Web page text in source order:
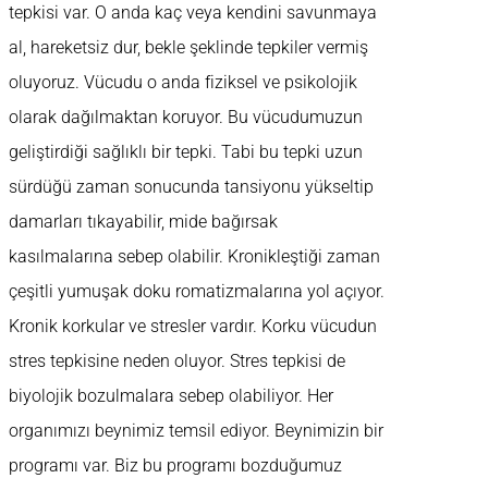
tepkisi var. O anda kaç veya kendini savunmaya
al, hareketsiz dur, bekle şeklinde tepkiler vermiş
oluyoruz. Vücudu o anda fiziksel ve psikolojik
olarak dağılmaktan koruyor. Bu vücudumuzun
geliştirdiği sağlıklı bir tepki. Tabi bu tepki uzun
sürdüğü zaman sonucunda tansiyonu yükseltip
damarları tıkayabilir, mide bağırsak
kasılmalarına sebep olabilir. Kronikleştiği zaman
çeşitli yumuşak doku romatizmalarına yol açıyor.
Kronik korkular ve stresler vardır. Korku vücudun
stres tepkisine neden oluyor. Stres tepkisi de
biyolojik bozulmalara sebep olabiliyor. Her
organımızı beynimiz temsil ediyor. Beynimizin bir
programı var. Biz bu programı bozduğumuz